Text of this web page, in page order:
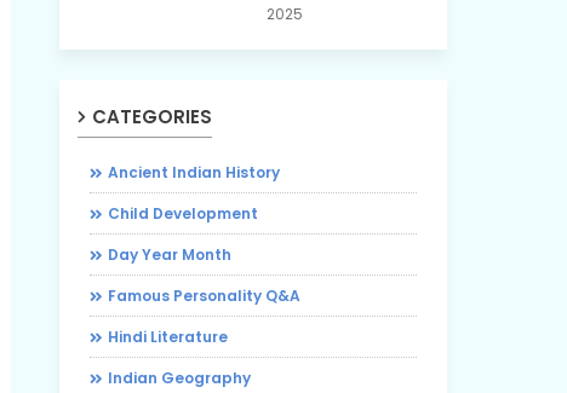
2025
CATEGORIES
Ancient Indian History
Child Development
Day Year Month
Famous Personality Q&A
Hindi Literature
Indian Geography